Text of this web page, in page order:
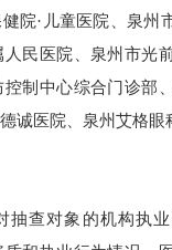
院·儿童医院、泉州
民医院、泉州市光
制中心综合门诊部
诚医院、泉州艾格眼
抽查对象的机构执